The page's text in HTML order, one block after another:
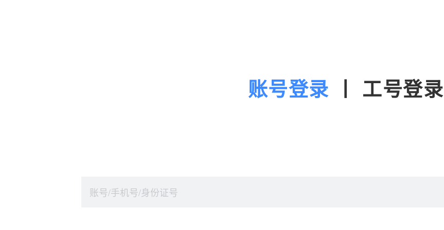
账号登录 丨 工号登录